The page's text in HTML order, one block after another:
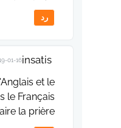
رد
insatis
16 23:05:06
et le
le Français
la prière